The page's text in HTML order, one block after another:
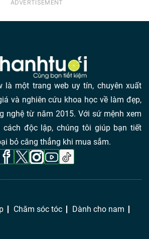
là một trang web uy tín, chuyên xuất
và nghiên cứu khoa học về làm đẹp,
nghệ từ năm 2015. Với sứ mệnh xem
độc lập, chúng tôi giúp bạn tiết
bỏ căng thẳng khi mua sắm.
Chăm sóc tóc
Dành cho nam